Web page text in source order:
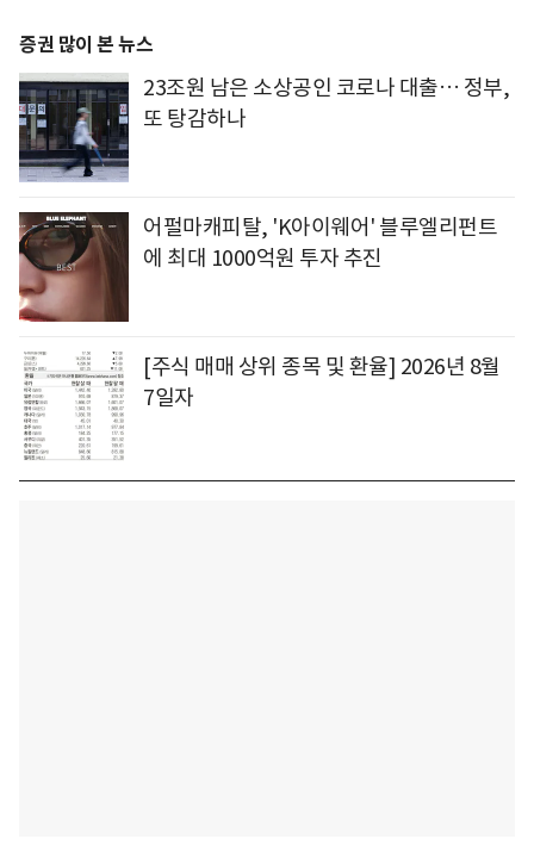
증권 많이 본 뉴스
23조원 남은 소상공인 코로나 대출… 정부,
또 탕감하나
어펄마캐피탈, 'K아이웨어' 블루엘리펀트
에 최대 1000억원 투자 추진
[주식 매매 상위 종목 및 환율] 2026년 8월
7일자